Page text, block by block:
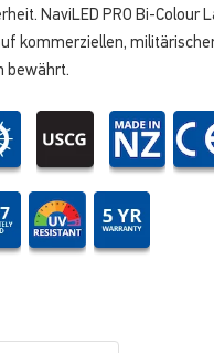
NaviLED PRO Bi-Colour
kommerziellen,
bewährt.